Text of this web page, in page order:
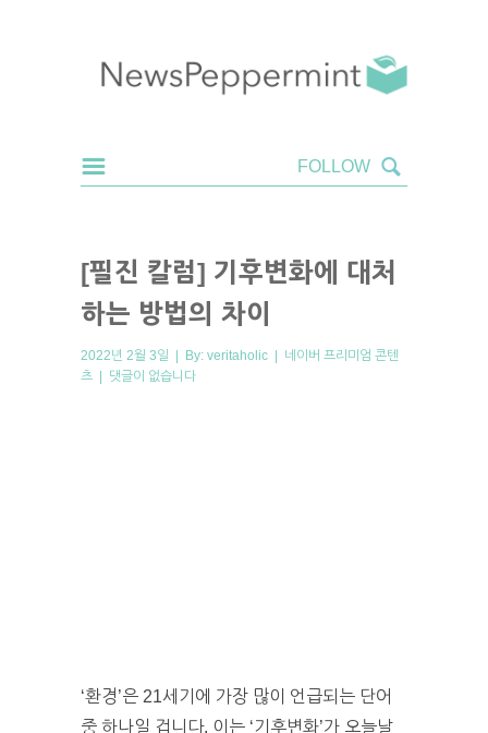
[필진 칼럼] 기후변화에 대처
하는 방법의 차이
2022년 2월 3일 | By: veritaholic | 네이버 프리미엄 콘텐
츠 | 댓글이 없습니다
‘환경’은 21세기에 가장 많이 언급되는 단어
중 하나일 겁니다. 이는 ‘기후변화’가 오늘날